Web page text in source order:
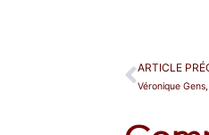
ARTICLE
Véronique